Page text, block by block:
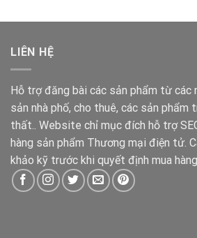
LIÊN HỆ
Hỗ trợ đăng bài các sản phẩm từ các
sản nhà phố, cho thuê, các sản phẩm
thất.. Website chỉ mục đích hỗ trợ
hàng sản phẩm Thương mại điện tử.
khảo kỹ trước khi quyết định mua hàng.